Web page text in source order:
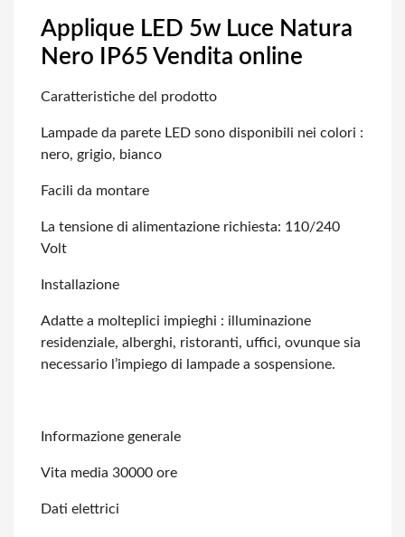
Applique LED 5w Luce Natura
Nero IP65 Vendita online
Caratteristiche del prodotto
Lampade da parete LED sono disponibili nei colori :
nero, grigio, bianco
Facili da montare
La tensione di alimentazione richiesta: 110/240
Volt
Installazione
Adatte a molteplici impieghi : illuminazione
residenziale, alberghi, ristoranti, uffici, ovunque sia
necessario l’impiego di lampade a sospensione.
Informazione generale
Vita media 30000 ore
Dati elettrici